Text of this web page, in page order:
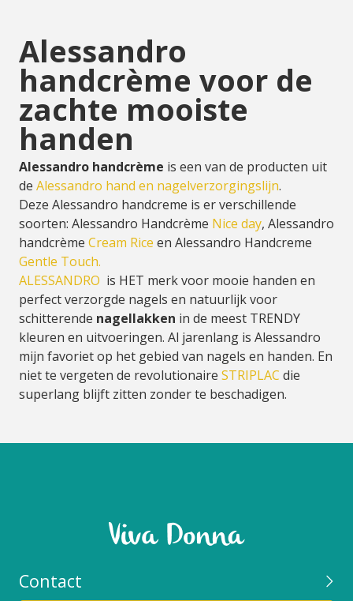
Alessandro
handcrème voor de
zachte mooiste
handen
Alessandro handcrème is een van de producten uit
de Alessandro hand en nagelverzorgingslijn.
Deze Alessandro handcreme is er verschillende
soorten: Alessandro Handcrème Nice day, Alessandro
handcrème Cream Rice en Alessandro Handcreme
Gentle Touch.
ALESSANDRO is HET merk voor mooie handen en
perfect verzorgde nagels en natuurlijk voor
schitterende nagellakken in de meest TRENDY
kleuren en uitvoeringen. Al jarenlang is Alessandro
mijn favoriet op het gebied van nagels en handen. En
niet te vergeten de revolutionaire STRIPLAC die
superlang blijft zitten zonder te beschadigen.
Contact